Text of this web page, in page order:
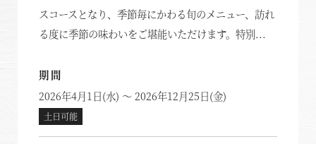
スコースとなり、季節毎にかわる旬のメニュー、訪れ
る度に季節の味わいをご堪能いただけます。特別...
期間
2026年4月1日(水) ～ 2026年12月25日(金)
土日可能